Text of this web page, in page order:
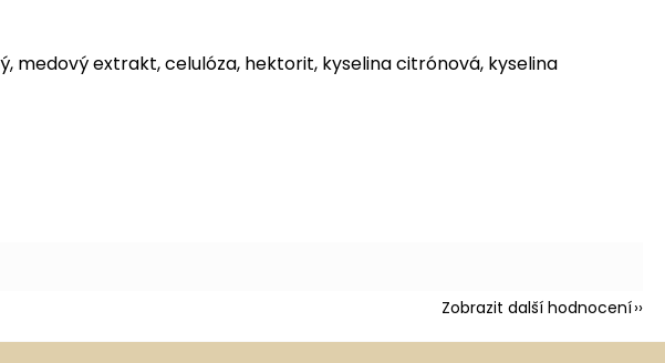
medový extrakt, celulóza, hektorit, kyselina citrónová, kyselina
Zobrazit další hodnocení